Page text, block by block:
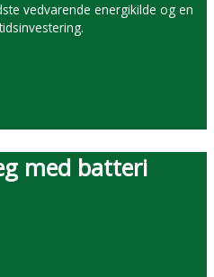
vedvarende energikilde og en
med batteri